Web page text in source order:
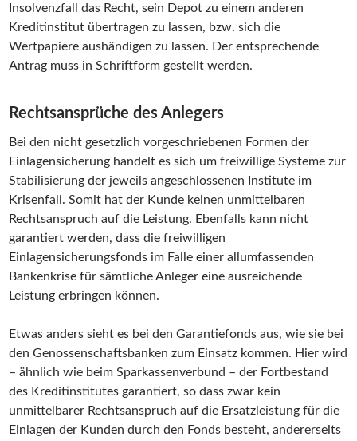
Insolvenzfall das Recht, sein Depot zu einem anderen
Kreditinstitut übertragen zu lassen, bzw. sich die
Wertpapiere aushändigen zu lassen. Der entsprechende
Antrag muss in Schriftform gestellt werden.
Rechtsansprüche des Anlegers
Bei den nicht gesetzlich vorgeschriebenen Formen der
Einlagensicherung handelt es sich um freiwillige Systeme zur
Stabilisierung der jeweils angeschlossenen Institute im
Krisenfall. Somit hat der Kunde keinen unmittelbaren
Rechtsanspruch auf die Leistung. Ebenfalls kann nicht
garantiert werden, dass die freiwilligen
Einlagensicherungsfonds im Falle einer allumfassenden
Bankenkrise für sämtliche Anleger eine ausreichende
Leistung erbringen können.
Etwas anders sieht es bei den Garantiefonds aus, wie sie bei
den Genossenschaftsbanken zum Einsatz kommen. Hier wird
– ähnlich wie beim Sparkassenverbund – der Fortbestand
des Kreditinstitutes garantiert, so dass zwar kein
unmittelbarer Rechtsanspruch auf die Ersatzleistung für die
Einlagen der Kunden durch den Fonds besteht, andererseits